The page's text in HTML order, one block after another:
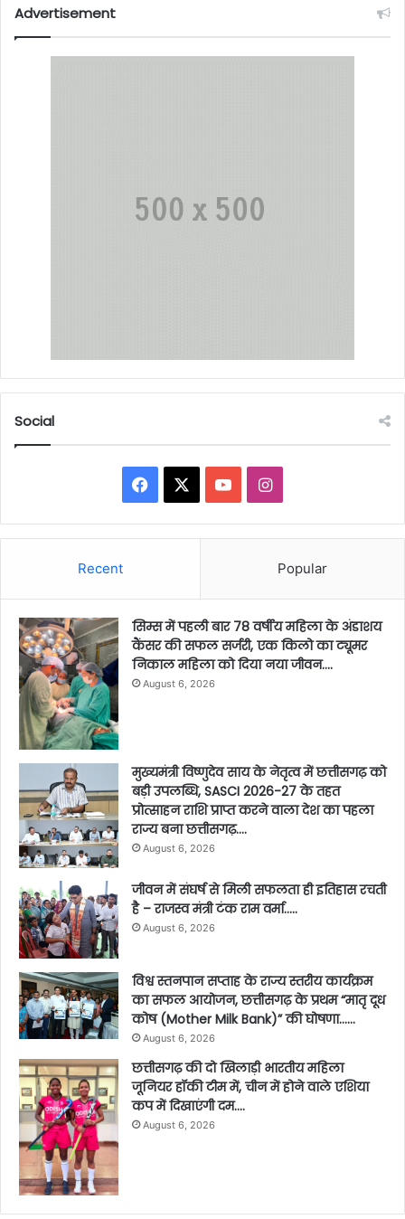
Advertisement
Social
Facebook YouTubeInstagram
Recent Popular
सिम्स में पहली बार 78 वर्षीय महिला के अंडाशय
कैंसर की सफल सर्जरी, एक किलो का ट्यूमर
निकाल महिला को दिया नया जीवन….
August 6, 2026
मुख्यमंत्री विष्णुदेव साय के नेतृत्व में छत्तीसगढ़ को
बड़ी उपलब्धि, SASCI 2026-27 के तहत
प्रोत्साहन राशि प्राप्त करने वाला देश का पहला
राज्य बना छत्तीसगढ़….
August 6, 2026
जीवन में संघर्ष से मिली सफलता ही इतिहास रचती
है – राजस्व मंत्री टंक राम वर्मा…..
August 6, 2026
विश्व स्तनपान सप्ताह के राज्य स्तरीय कार्यक्रम
का सफल आयोजन, छत्तीसगढ़ के प्रथम “मातृ दूध
कोष (Mother Milk Bank)” की घोषणा……
August 6, 2026
छत्तीसगढ़ की दो खिलाड़ी भारतीय महिला
जूनियर हॉकी टीम में, चीन में होने वाले एशिया
कप में दिखाएंगी दम….
August 6, 2026